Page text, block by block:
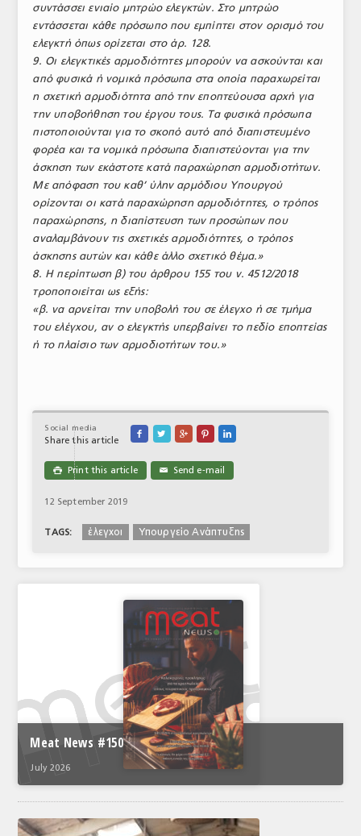
συντάσσει ενιαίο μητρώο ελεγκτών. Στο μητρώο
εντάσσεται κάθε πρόσωπο που εμπίπτει στον ορισμό του
ελεγκτή όπως ορίζεται στο άρ. 128.
9. Οι ελεγκτικές αρμοδιότητες μπορούν να ασκούνται και
από φυσικά ή νομικά πρόσωπα στα οποία παραχωρείται
η σχετική αρμοδιότητα από την εποπτεύουσα αρχή για
την υποβοήθηση του έργου τους. Τα φυσικά πρόσωπα
πιστοποιούνται για το σκοπό αυτό από διαπιστευμένο
φορέα και τα νομικά πρόσωπα διαπιστεύονται για την
άσκηση των εκάστοτε κατά παραχώρηση αρμοδιοτήτων.
Με απόφαση του καθ’ ύλην αρμόδιου Υπουργού
ορίζονται οι κατά παραχώρηση αρμοδιότητες, ο τρόπος
παραχώρησης, η διαπίστευση των προσώπων που
αναλαμβάνουν τις σχετικές αρμοδιότητες, ο τρόπος
άσκησης αυτών και κάθε άλλο σχετικό θέμα.»
8. Η περίπτωση β) του άρθρου 155 του ν. 4512/2018
τροποποιείται ως εξής:
«β. να αρνείται την υποβολή του σε έλεγχο ή σε τμήμα
του ελέγχου, αν ο ελεγκτής υπερβαίνει το πεδίο εποπτείας
ή το πλαίσιο των αρμοδιοτήτων του.»
Social media
Share this article
    
 Print this article ✉ Send e-mail
12 September 2019
TAGS: έλεγχοι Υπουργείο Ανάπτυξης
Meat News #150
July 2026